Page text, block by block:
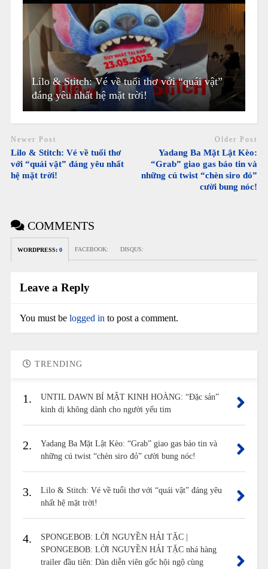
Lilo & Stitch: Vé về tuổi thơ với “quái vật”
đáng yêu nhất hệ mặt trời!
Newer Post
Lilo & Stitch: Vé về tuổi thơ
với “quái vật” đáng yêu nhất
hệ mặt trời!
Older Post
Yadang Ba Mặt Lật Kèo:
“Grab” giao gas báo tin và
những cú twist “chèn siro đỏ”
cười bung nóc!
COMMENTS
WORDPRESS: 0 FACEBOOK: DISQUS:
Leave a Reply
You must be logged in to post a comment.
TRENDING
1.
UNTIL DAWN BÍ MẬT KINH HOÀNG: “Đặc sản”
kinh dị không dành cho người yếu tim
2.
Yadang Ba Mặt Lật Kèo: “Grab” giao gas báo tin và
những cú twist “chèn siro đỏ” cười bung nóc!
3.
Lilo & Stitch: Vé về tuổi thơ với “quái vật” đáng yêu
nhất hệ mặt trời!
4.
SPONGEBOB: LỜI NGUYỀN HẢI TẶC |
SPONGEBOB: LỜI NGUYỀN HẢI TẶC nhá hàng
trailer đầu tiên: Dàn diễn viên gốc hội ngộ cùng